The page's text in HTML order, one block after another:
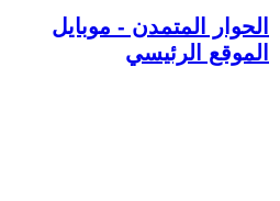
الحوار المتمدن - موبايل
الموقع الرئيسي